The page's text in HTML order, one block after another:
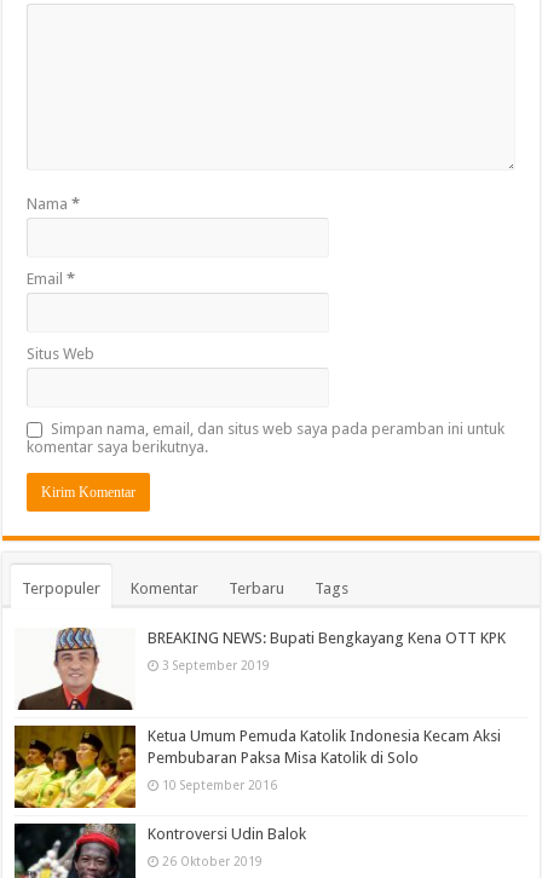
Nama*
Email*
Situs Web
Simpan nama, email, dan situs web saya pada peramban ini untuk
komentar saya berikutnya.
Terpopuler Komentar Terbaru Tags
BREAKING NEWS: Bupati Bengkayang Kena OTT KPK
3 September 2019
Ketua Umum Pemuda Katolik Indonesia Kecam Aksi
Pembubaran Paksa Misa Katolik di Solo
10 September 2016
Kontroversi Udin Balok
26 Oktober 2019